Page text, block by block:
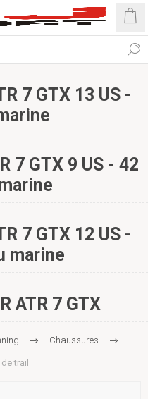
7 GTX 13 US -
7 GTX 9 US - 42
7 GTX 12 US -
marine
ATR 7 GTX
Chaussures
trail